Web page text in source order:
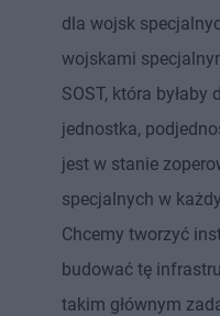
dla wojsk
wojskami
SOST, która
jednostka,
jest w stanie
specjalnych w
Chcemy tworzyć
budować tę
takim głównym